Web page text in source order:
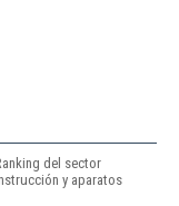
del sector
y aparatos